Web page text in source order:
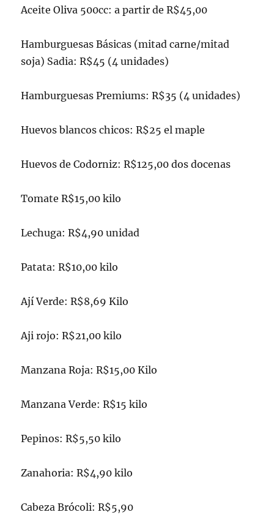
Aceite Oliva 500cc: a partir de R$45,00
Hamburguesas Básicas (mitad carne/mitad
soja) Sadia: R$45 (4 unidades)
Hamburguesas Premiums: R$35 (4 unidades)
Huevos blancos chicos: R$25 el maple
Huevos de Codorniz: R$125,00 dos docenas
Tomate R$15,00 kilo
Lechuga: R$4,90 unidad
Patata: R$10,00 kilo
Ají Verde: R$8,69 Kilo
Aji rojo: R$21,00 kilo
Manzana Roja: R$15,00 Kilo
Manzana Verde: R$15 kilo
Pepinos: R$5,50 kilo
Zanahoria: R$4,90 kilo
Cabeza Brócoli: R$5,90